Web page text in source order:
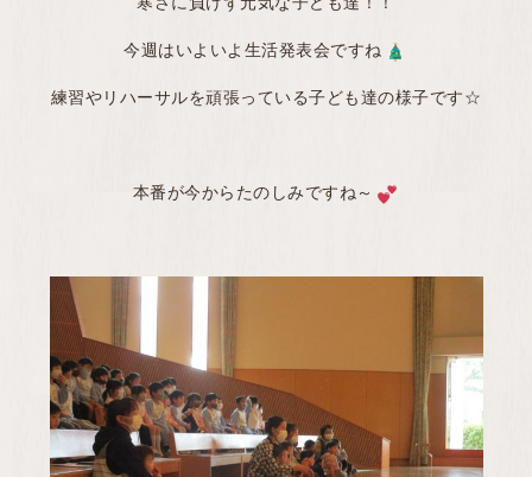
今週はいよいよ生活発表会ですね
練習やリハーサルを頑張っている子ども達の様子です☆
本番が今からたのしみですね～